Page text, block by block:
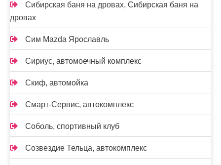
Сибирская баня на дровах, Сибирская баня на
дровах
Сим Mazda Ярославль
Сириус, автомоечный комплекс
Скиф, автомойка
Смарт-Сервис, автокомплекс
Соболь, спортивный клуб
Созвездие Тельца, автокомплекс